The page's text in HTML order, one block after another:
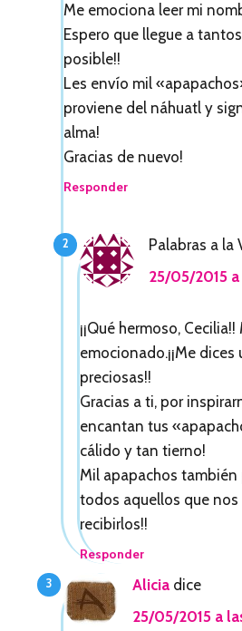
Me emociona leer mi
Espero que llegue a
posible!!
Les envío mil
proviene del náhuatl y
alma!
Gracias de nuevo!
Responder
Palabras a la
25/05/2015 a
¡¡Qué hermoso, Cecilia!!
emocionado.¡¡Me dices
preciosas!!
Gracias a ti, por
encantan tus
cálido y tan tierno!
Mil apapachos también
todos aquellos que nos
recibirlos!!
Responder
Alicia dice
25/05/2015 a